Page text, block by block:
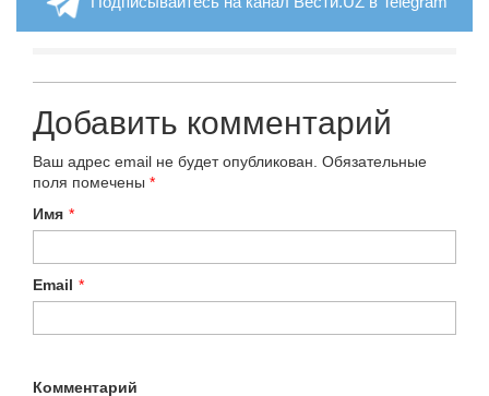
Добавить комментарий
Ваш адрес email не будет опубликован. Обязательные
поля помечены *
Имя *
Email *
Комментарий